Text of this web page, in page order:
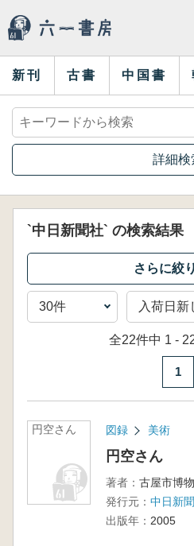
新刊 古書 中国書
詳細検
`中日新聞社` の検索結果
全22件中 1 -
1
円空さん 図録 美術
円空さん
著者：
発行元： 中日新
出版年： 2005